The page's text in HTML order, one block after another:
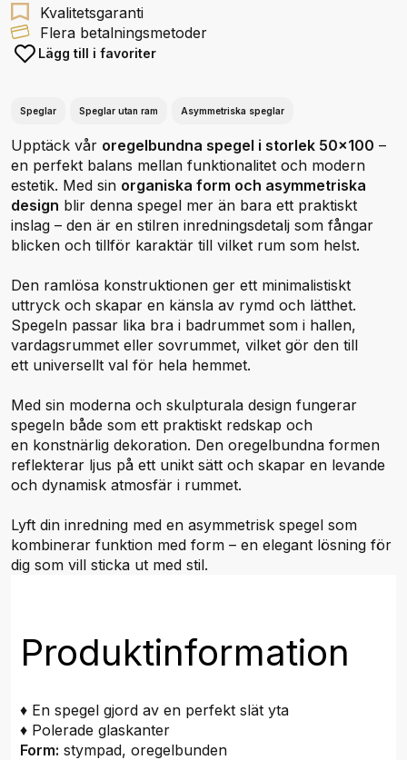
Kvalitetsgaranti
Flera betalningsmetoder
Lägg till i favoriter
Speglar Speglar utan ram Asymmetriska speglar
Upptäck vår oregelbundna spegel i storlek 50x100 –
en perfekt balans mellan funktionalitet och modern
estetik. Med sin organiska form och asymmetriska
design blir denna spegel mer än bara ett praktiskt
inslag – den är en stilren inredningsdetalj som fångar
blicken och tillför karaktär till vilket rum som helst.
Den ramlösa konstruktionen ger ett minimalistiskt
uttryck och skapar en känsla av rymd och lätthet.
Spegeln passar lika bra i badrummet som i hallen,
vardagsrummet eller sovrummet, vilket gör den till
ett universellt val för hela hemmet.
Med sin moderna och skulpturala design fungerar
spegeln både som ett praktiskt redskap och
en konstnärlig dekoration. Den oregelbundna formen
reflekterar ljus på ett unikt sätt och skapar en levande
och dynamisk atmosfär i rummet.
Lyft din inredning med en asymmetrisk spegel som
kombinerar funktion med form – en elegant lösning för
dig som vill sticka ut med stil.
Produktinformation
♦ En spegel gjord av en perfekt slät yta
♦ Polerade glaskanter
Form: stympad, oregelbunden